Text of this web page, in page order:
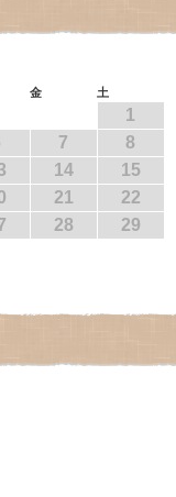
金 土
1
7
8
14
15
21
22
28
29